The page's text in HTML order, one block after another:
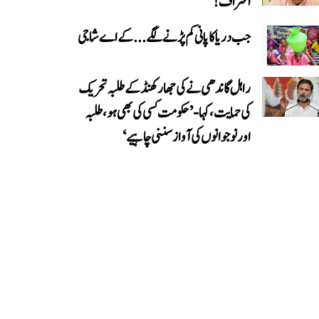
جب دریا کا پانی کم پڑنے لگے...کے اے شاجی
راہل گاندھی نے کی جھارکھنڈ کے طلبہ تحریک
کی حمایت، کہا- ’حکومت کسی کی بھی ہو، طلبہ
اور نوجوانوں کی آواز سننی چاہیے‘